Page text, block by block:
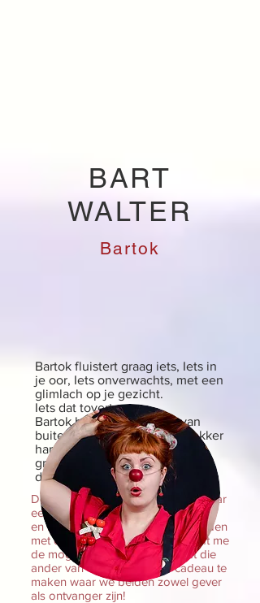
BART
WALTER
Bartok
Bartok fluistert graag iets, Iets in
je oor, Iets onverwachts, met een
glimlach op je gezicht.
Iets dat tovert...
Bartok houdt van zingen, van
buiten én van binnen. Van lekker
hard stil zijn. Bartok luistert
graag, naar de muziek in de
dingen
De clown is voor mij geen doel, maar
een middel om op een diepe, lichte
en intense manier in contact te treden
met de ander. De rode neus geeft me
de mogelijkheid om samen met die
ander van elk moment een cadeau te
maken waar we beiden zowel gever
als ontvanger zijn!